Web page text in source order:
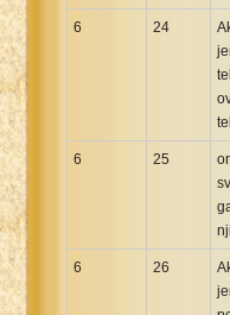
6 24
6 25
6 26